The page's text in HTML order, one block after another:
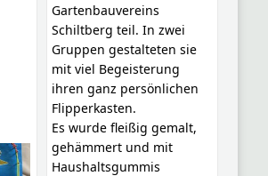
Gartenbauvereins
Schiltberg teil. In zwei
Gruppen gestalteten sie
mit viel Begeisterung
ihren ganz persönlichen
Flipperkasten.
Es wurde fleißig gemalt,
gehämmert und mit
Haushaltsgummis